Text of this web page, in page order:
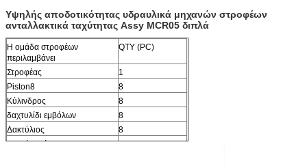
Υψηλής αποδοτικότητας υδραυλικά μηχανών στροφέων
ανταλλακτικά ταχύτητας Assy MCR05 διπλά
Η ομάδα στροφέων
περιλαμβάνει
QTY (PC)
Στροφέας
1
Piston8
8
Κύλινδρος
8
δαχτυλίδι εμβόλων
8
Δακτύλιος
8
καρφίτσα άνοιξη
8